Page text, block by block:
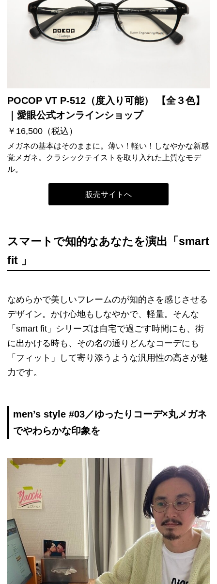
POCOP VT P-512（度入り可能） 【全３色】
｜愛眼公式オンラインショップ
￥16,500（税込）
メガネの基本はそのままに。薄い！軽い！しなやかな新感
覚メガネ。クラシックテイストを取り入れた上質なモデ
ル。
販売サイトへ
スマートで知的なあなたを演出「smart
fit 」
なめらかで美しいフレームのが知的さを感じさせる
デザイン。かけ心地もしなやかで、軽量。そんな
「smart fit」シリーズは自宅で過ごす時間にも、街
に出かける時も、その名の通りどんなコーデにも
「フィット」して寄り添うような汎用性の高さが魅
力です。
men’s style #03／ゆったりコーデ×丸メガネ
でやわらかな印象を